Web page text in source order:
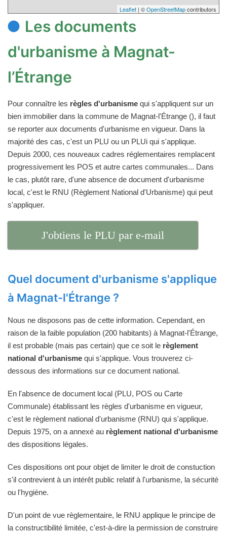
Leaflet | ©OpenStreetMapcontributors
Les documents
d'urbanisme à Magnat-
l’Étrange
Pour connaître les règles d'urbanisme qui s'appliquent sur un
bien immobilier dans la commune de Magnat-l'Étrange (), il faut
se reporter aux documents d'urbanisme en vigueur. Dans la
majorité des cas, c'est un PLU ou un PLUi qui s'applique.
Depuis 2000, ces nouveaux cadres réglementaires remplacent
progressivement les POS et autre cartes communales... Dans
le cas, plutôt rare, d'une absence de document d'urbanisme
local, c'est le RNU (Règlement National d'Urbanisme) qui peut
s'appliquer.
J'obtiens le PLU par e-mail
Quel document d'urbanisme s'applique
à Magnat-l'Étrange ?
Nous ne disposons pas de cette information. Cependant, en
raison de la faible population (200 habitants) à Magnat-l'Étrange,
il est probable (mais pas certain) que ce soit le règlement
national d'urbanisme qui s'applique. Vous trouverez ci-
dessous des informations sur ce document national.
En l'absence de document local (PLU, POS ou Carte
Communale) établissant les règles d'urbanisme en vigueur,
c'est le règlement national d'urbanisme (RNU) qui s'applique.
Depuis 1975, on a annexé au règlement national d'urbanisme
des dispositions légales.
Ces dispositions ont pour objet de limiter le droit de constuction
s'il contrevient à un intérêt public relatif à l'urbanisme, la sécurité
ou l'hygiène.
D'un point de vue règlementaire, le RNU applique le principe de
la constructibilité limitée, c'est-à-dire la permission de construire